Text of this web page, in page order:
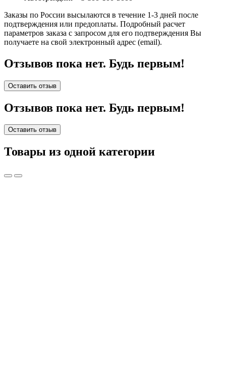
Заказы по России высылаются в течение 1-3 дней после
подтверждения или предоплаты. Подробный расчет
параметров заказа с запросом для его подтверждения Вы
получаете на свой электронный адрес (email).
Отзывов пока нет. Будь первым!
Оставить отзыв
Отзывов пока нет. Будь первым!
Оставить отзыв
Товары из одной категории